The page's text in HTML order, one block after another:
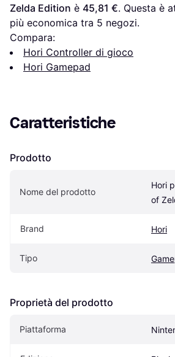
Zelda Edition è 45,81 €. Questa è
più economica tra 5 negozi.
Compara:
Hori Controller di gioco
Hori Gamepad
Caratteristiche
Prodotto
Nome del prodotto
Hori
of
Brand Hori
Tipo
Proprietà del prodotto
Piattaforma